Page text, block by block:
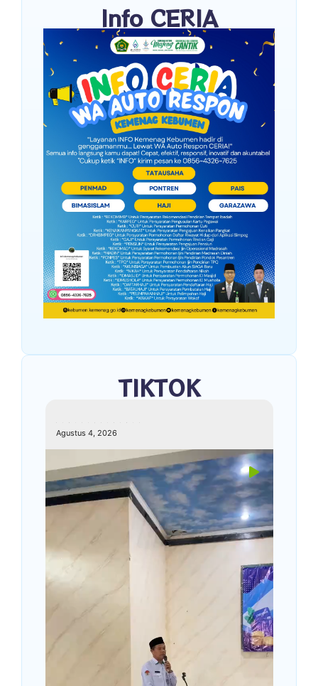
Info CERIA
TIKTOK
Agustus 4, 2026